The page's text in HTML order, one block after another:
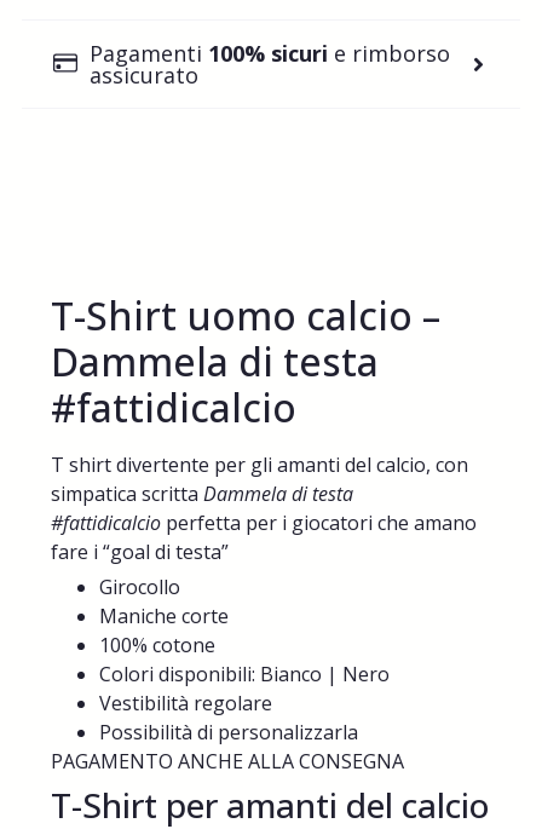
Pagamenti 100% sicuri e rimborso
assicurato
T-Shirt uomo calcio –
Dammela di testa
#fattidicalcio
T shirt divertente per gli amanti del calcio, con
simpatica scritta Dammela di testa
#fattidicalcio perfetta per i giocatori che amano
fare i “goal di testa”
Girocollo
Maniche corte
100% cotone
Colori disponibili: Bianco | Nero
Vestibilità regolare
Possibilità di personalizzarla
PAGAMENTO ANCHE ALLA CONSEGNA
T-Shirt per amanti del calcio